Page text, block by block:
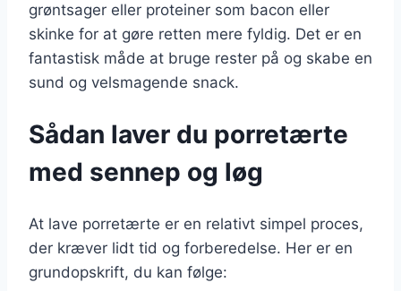
grøntsager eller proteiner som bacon eller
skinke for at gøre retten mere fyldig. Det er en
fantastisk måde at bruge rester på og skabe en
sund og velsmagende snack.
Sådan laver du porretærte
med sennep og løg
At lave porretærte er en relativt simpel proces,
der kræver lidt tid og forberedelse. Her er en
grundopskrift, du kan følge: